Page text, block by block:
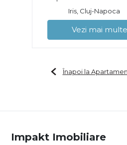
Iris, Cluj-Napoca
Vezi mai
Înapoi la
Impakt Imobiliare